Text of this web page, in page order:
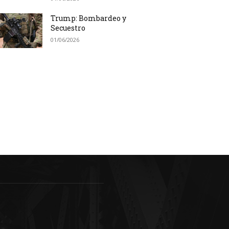
Trump: Bombardeo y
Secuestro
01/06/2026